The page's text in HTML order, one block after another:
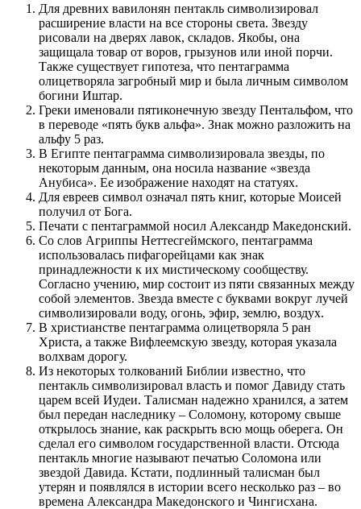
Для древних вавилонян пентакль символизировал
расширение власти на все стороны света. Звезду
рисовали на дверях лавок, складов. Якобы, она
защищала товар от воров, грызунов или иной порчи.
Также существует гипотеза, что пентаграмма
олицетворяла загробный мир и была личным символом
богини Иштар.
Греки именовали пятиконечную звезду Пентальфом, что
в переводе «пять букв альфа». Знак можно разложить на
альфу 5 раз.
В Египте пентаграмма символизировала звезды, по
некоторым данным, она носила название «звезда
Анубиса». Ее изображение находят на статуях.
Для евреев символ означал пять книг, которые Моисей
получил от Бога.
Печати с пентаграммой носил Александр Македонский.
Со слов Агриппы Неттесгеймского, пентаграмма
использовалась пифагорейцами как знак
принадлежности к их мистическому сообществу.
Согласно учению, мир состоит из пяти связанных между
собой элементов. Звезда вместе с буквами вокруг лучей
символизировали воду, огонь, эфир, землю, воздух.
В христианстве пентаграмма олицетворяла 5 ран
Христа, а также Вифлеемскую звезду, которая указала
волхвам дорогу.
Из некоторых толкований Библии известно, что
пентакль символизировал власть и помог Давиду стать
царем всей Иудеи. Талисман надежно хранился, а затем
был передан наследнику – Соломону, которому свыше
открылось знание, как раскрыть всю мощь оберега. Он
сделал его символом государственной власти. Отсюда
пентакль многие называют печатью Соломона или
звездой Давида. Кстати, подлинный талисман был
утерян и появлялся в истории всего несколько раз – во
времена Александра Македонского и Чингисхана.